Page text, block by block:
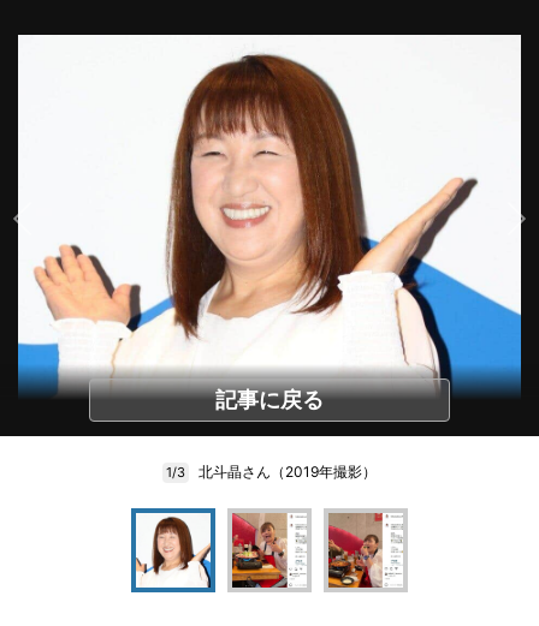
記事に戻る
1/3 北斗晶さん（2019年撮影）